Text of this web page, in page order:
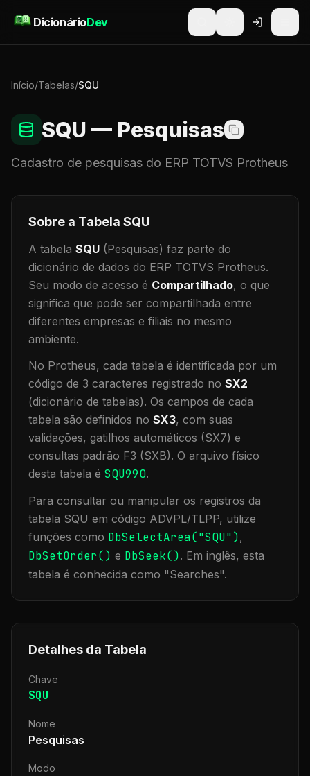
DicionárioDev
Início/Tabelas/SQU
SQU — Pesquisas
Cadastro de pesquisas do ERP TOTVS Protheus
Sobre a Tabela SQU
A tabela SQU (Pesquisas) faz parte do
dicionário de dados do ERP TOTVS Protheus.
Seu modo de acesso é Compartilhado, o que
significa que pode ser compartilhada entre
diferentes empresas e filiais no mesmo
ambiente.
No Protheus, cada tabela é identificada por um
código de 3 caracteres registrado no SX2
(dicionário de tabelas). Os campos de cada
tabela são definidos no SX3, com suas
validações, gatilhos automáticos (SX7) e
consultas padrão F3 (SXB). O arquivo físico
desta tabela é SQU990.
Para consultar ou manipular os registros da
tabela SQU em código ADVPL/TLPP, utilize
funções como DbSelectArea("SQU"),
DbSetOrder() e DbSeek(). Em inglês, esta
tabela é conhecida como "Searches".
Detalhes da Tabela
Chave
SQU
Nome
Pesquisas
Modo